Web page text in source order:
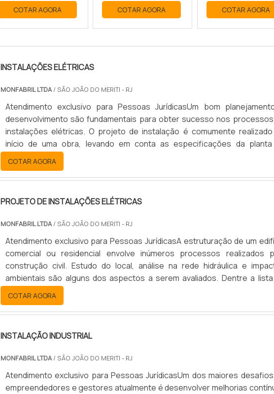
COTAR AGORA COTAR AGORA COTAR AGORA
INSTALAÇÕES ELÉTRICAS
MONFABRIL LTDA/ SÃO JOÃO DO MERITI - RJ
Atendimento exclusivo para Pessoas JurídicasUm bom
desenvolvimento são fundamentais para obter sucesso nos
instalações elétricas. O projeto de instalação é comumente
início de uma obra, levando em conta as especificações da
edificação. Assim, é fundamental que o mesmo seja feito por um
especializado. Embora muita gente não saiba, a instalação elétrica
papel ...
COTAR AGORA
PROJETO DE INSTALAÇÕES ELÉTRICAS
MONFABRIL LTDA/ SÃO JOÃO DO MERITI - RJ
Atendimento exclusivo para Pessoas JurídicasA estruturação de um
comercial ou residencial envolve inúmeros processos realizados
construção civil. Estudo do local, análise na rede hidráulica e
ambientais são alguns dos aspectos a serem avaliados. Dentre a
etapas fundamentais, pode-se destacar o projeto de
elétricas. De maneira geral, os projetos de instalações elétricas podem
cara...
COTAR AGORA
INSTALAÇÃO INDUSTRIAL
MONFABRIL LTDA/ SÃO JOÃO DO MERITI - RJ
Atendimento exclusivo para Pessoas JurídicasUm dos maiores
empreendedores e gestores atualmente é desenvolver melhorias